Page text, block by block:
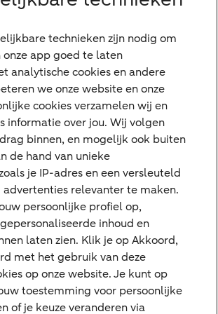
Zeker
technieken zijn nodig om
onze app goed te laten
analytische cookies en andere
we onze website en onze
cookies verzamelen wij en
informatie over jou. Wij volgen
binnen, en mogelijk ook buiten
de hand van unieke
je IP-adres en een versleuteld
relevanter te maken.
persoonlijke profiel op,
inhoud en
laten zien. Klik je op Akkoord,
met het gebruik van deze
op onze website. Je kunt op
toestemming voor persoonlijke
of je keuze veranderen via